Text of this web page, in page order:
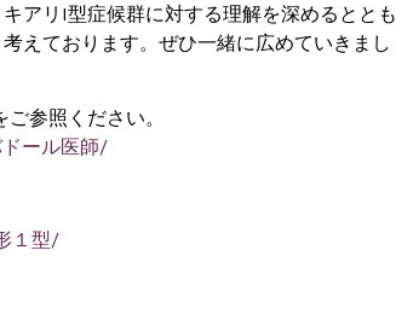
アリI型症候群に対する理解を深めるととも
えております。ぜひ一緒に広めていきまし
参照ください。
ール医師/
１型/